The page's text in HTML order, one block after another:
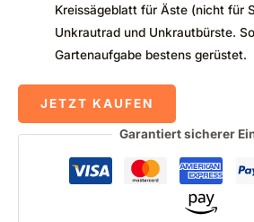
Kreissägeblatt für Äste (nicht für
Unkrautrad und Unkrautbürste.
Gartenaufgabe bestens gerüstet.
JETZT KAUFEN
Garantiert sicherer